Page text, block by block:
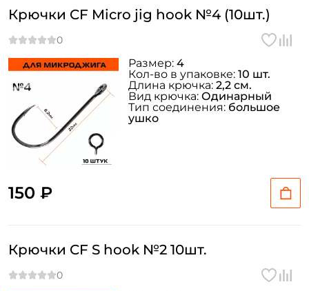
Крючки CF Micro jig hook №4 (10шт.)
150 ₽
Размер: 4
Кол-во в упаковке: 10 шт.
Длина крючка: 2,2 см.
Вид крючка: Одинарный
Тип соединения: большое
ушко
Крючки CF S hook №2 10шт.